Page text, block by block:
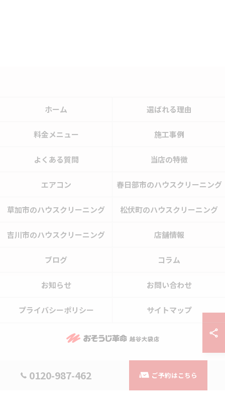
0120-987-462 ご予約はこちら
ホーム 選ばれる理由
料金メニュー 施工事例
よくある質問 当店の特徴
エアコン 春日部市のハウスクリーニング
草加市のハウスクリーニング 松伏町のハウスクリーニング
吉川市のハウスクリーニング 店舗情報
ブログ コラム
お知らせ お問い合わせ
プライバシーポリシー サイトマップ
© 2026 埼玉県越谷市のハウスクリーニングならおそうじ革命越谷大袋店 ALL
RIGHTS RESERVED.